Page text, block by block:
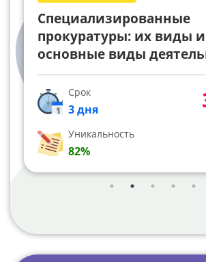
Специализированные
прокуратуры: их виды и
основные виды
Срок
3 дня
Уникальность
82%